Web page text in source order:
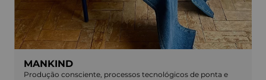
MANKIND
Produção consciente, processos tecnológicos de ponta e